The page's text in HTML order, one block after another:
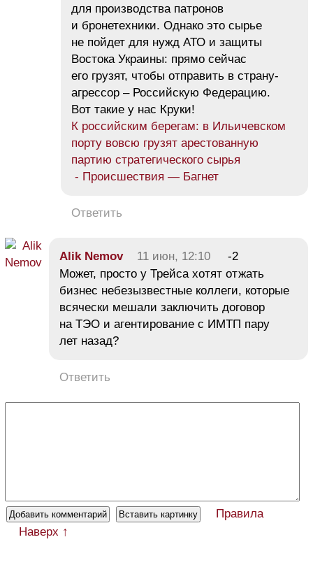
для производства патронов
и бронетехники. Однако это сырье
не пойдет для нужд АТО и защиты
Востока Украины: прямо сейчас
его грузят, чтобы отправить в страну-
агрессор – Российскую Федерацию.
Вот такие у нас Круки!
К российским берегам: в Ильичевском
порту вовсю грузят арестованную
партию стратегического сырья
- Происшествия — Багнет
Ответить
Alik Nemov 11 июн, 12:10
-2
Может, просто у Трейса хотят отжать
бизнес небезызвестные коллеги, которые
всячески мешали заключить договор
на ТЭО и агентирование с ИМТП пару
лет назад?
Ответить
Правила
Наверх ↑